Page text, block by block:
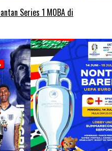
Series 1 MOBA di